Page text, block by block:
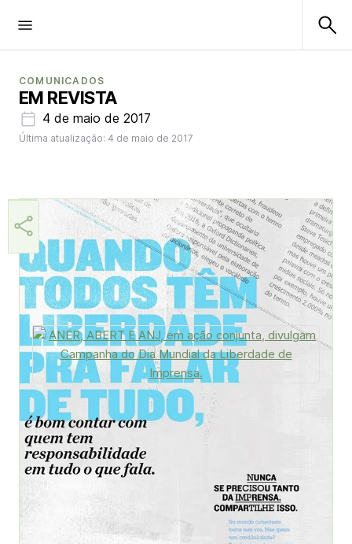
COMUNICADOS
EM REVISTA
4 de maio de 2017
Última atualização: 4 de maio de 2017
Aner
Aner